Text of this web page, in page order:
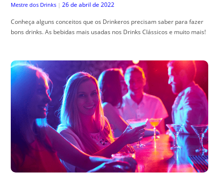
Mestre dos Drinks | 26 de abril de 2022
Conheça alguns conceitos que os Drinkeros precisam saber para fazer
bons drinks. As bebidas mais usadas nos Drinks Clássicos e muito mais!